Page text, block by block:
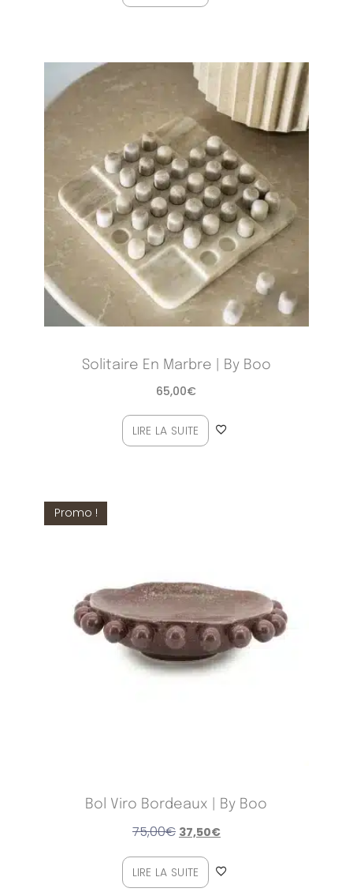
Solitaire En Marbre | By Boo
65,00€
LIRE LA SUITE
Promo !
Bol Viro Bordeaux | By Boo
75,00€ 37,50€
LIRE LA SUITE